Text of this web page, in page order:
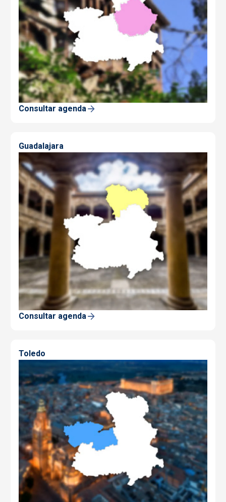
Consultar agenda
Guadalajara
Consultar agenda
Toledo